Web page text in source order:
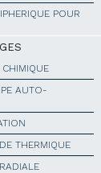
POUR
CHIMIQUE
AUTO-
THERMIQUE